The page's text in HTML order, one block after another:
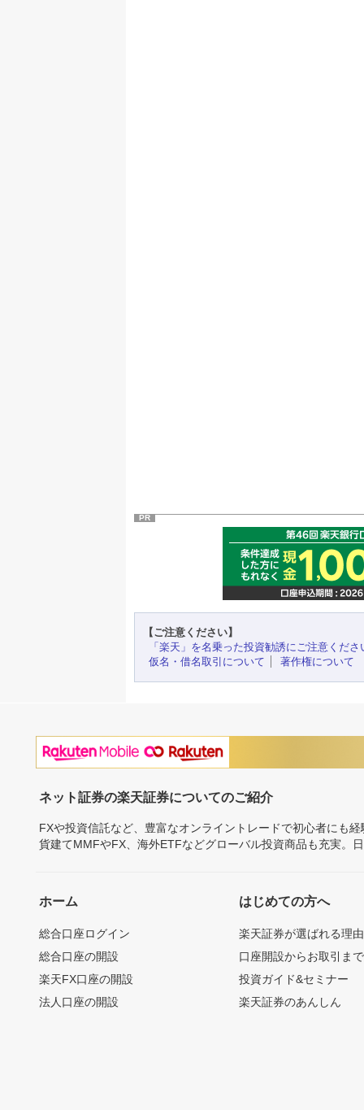
PR
【ご注意ください】
「楽天」を名乗った投資勧誘にご注意くださ
仮名・借名取引について
著作権について
ネット証券の楽天証券についてのご紹介
FXや投資信託など、豊富なオンライントレードで初心者にも
貨建てMMFやFX、海外ETFなどグローバル投資商品も充実。
ホーム
総合口座ログイン
総合口座の開設
楽天FX口座の開設
法人口座の開設
はじめての方へ
楽天証券が選ばれる理由
口座開設からお取引ま
投資ガイド&セミナー
楽天証券のあんしん